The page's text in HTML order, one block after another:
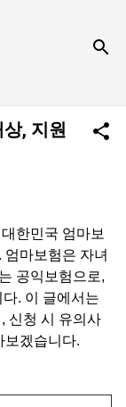
, 지원
한민국 엄마보
마보험은 자녀
공익보험으로,
. 이 글에서는
신청 시 유의사
보겠습니다.